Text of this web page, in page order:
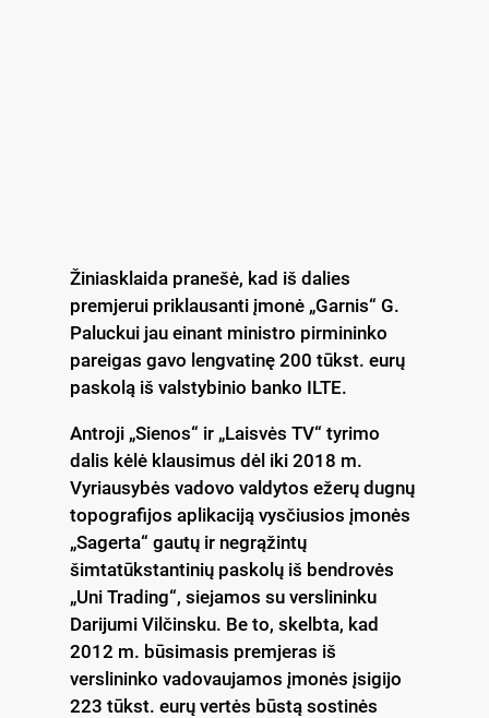
Žiniasklaida pranešė, kad iš dalies
premjerui priklausanti įmonė „Garnis“ G.
Paluckui jau einant ministro pirmininko
pareigas gavo lengvatinę 200 tūkst. eurų
paskolą iš valstybinio banko ILTE.
Antroji „Sienos“ ir „Laisvės TV“ tyrimo
dalis kėlė klausimus dėl iki 2018 m.
Vyriausybės vadovo valdytos ežerų dugnų
topografijos aplikaciją vysčiusios įmonės
„Sagerta“ gautų ir negrąžintų
šimtatūkstantinių paskolų iš bendrovės
„Uni Trading“, siejamos su verslininku
Darijumi Vilčinsku. Be to, skelbta, kad
2012 m. būsimasis premjeras iš
verslininko vadovaujamos įmonės įsigijo
223 tūkst. eurų vertės būstą sostinės